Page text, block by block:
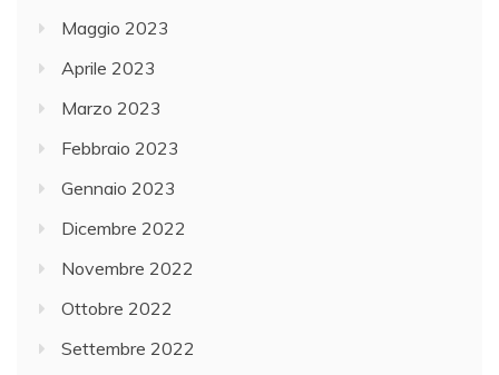
Maggio 2023
Aprile 2023
Marzo 2023
Febbraio 2023
Gennaio 2023
Dicembre 2022
Novembre 2022
Ottobre 2022
Settembre 2022